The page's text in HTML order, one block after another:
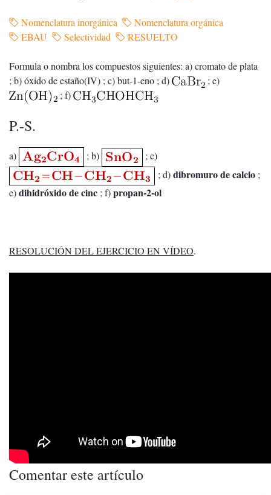
Nomenclatura inorgánica
Nomenclatura orgánica
EBAU
Selectividad RESUELTO
Formula o nombra los compuestos siguientes: a) cromato de plata
; b) óxido de estaño(IV) ; c) but-1-eno ; d)
; e)
; f)
P.-S.
a) ; b)
; c)
; d)dibromuro de calcio ;
e)dihidróxido de cinc ; f)propan-2-ol
RESOLUCIÓN DEL EJERCICIO EN VÍDEO.
Comentar este artículo